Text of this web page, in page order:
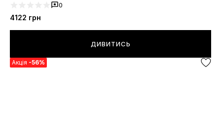
0
4122 грн
ДИВИТИСЬ
Акція -56%